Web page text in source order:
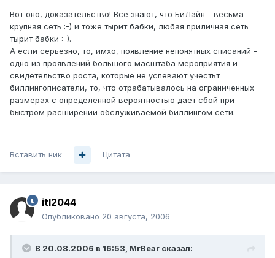
Вот оно, доказательство! Все знают, что БиЛайн - весьма
крупная сеть :-) и тоже тырит бабки, любая приличная сеть
тырит бабки :-).
А если серьезно, то, имхо, появление непонятных списаний -
одно из проявлений большого масштаба мероприятия и
свидетельство роста, которые не успевают учестьт
биллингописатели, то, что отрабатывалось на ограниченных
размерах с определенной вероятностью дает сбой при
быстром расширении обслуживаемой биллингом сети.
Вставить ник Цитата
itl2044
Опубликовано 20 августа, 2006
В 20.08.2006 в 16:53, MrBear сказал: